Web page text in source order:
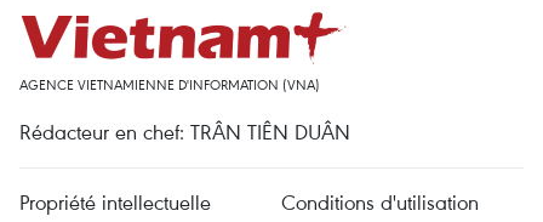
AGENCE VIETNAMIENNE D'INFORMATION (VNA)
Rédacteur en chef: TRÂN TIÊN DUÂN
Propriété intellectuelle
Conditions d'utilisation